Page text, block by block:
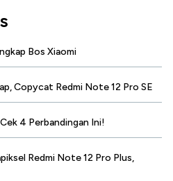
Bos Xiaomi
Copycat Redmi Note 12 Pro SE
4 Perbandingan Ini!
Redmi Note 12 Pro Plus,